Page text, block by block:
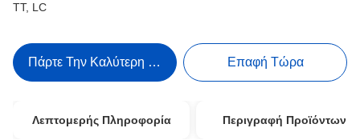
TT, LC
Πάρτε Την Καλύτερη Τιμή Επαφή Τώρα
Λεπτομερής Πληροφορία Περιγραφή Προϊόντων